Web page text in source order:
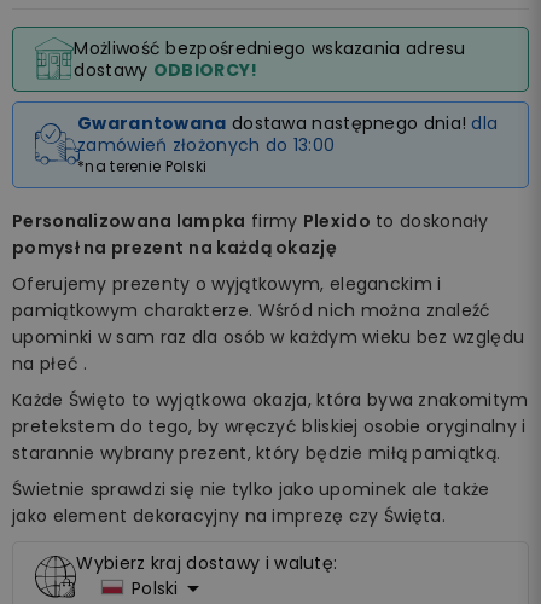
Możliwość bezpośredniego wskazania adresu
dostawy ODBIORCY!
Gwarantowana dostawa następnego dnia! dla
zamówień złożonych do 13:00
*na terenie Polski
Personalizowana lampka firmy Plexido to doskonały
pomysł na prezent na każdą okazję
Oferujemy prezenty o wyjątkowym, eleganckim i
pamiątkowym charakterze. Wśród nich można znaleźć
upominki w sam raz dla osób w każdym wieku bez względu
na płeć .
Każde Święto to wyjątkowa okazja, która bywa znakomitym
pretekstem do tego, by wręczyć bliskiej osobie oryginalny i
starannie wybrany prezent, który będzie miłą pamiątką.
Świetnie sprawdzi się nie tylko jako upominek ale także
jako element dekoracyjny na imprezę czy Święta.
Wybierz kraj dostawy i walutę:
Polski 